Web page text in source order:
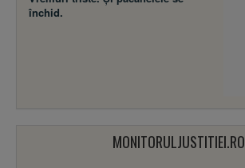
închid.
MONITORULJUSTITIEI.RO